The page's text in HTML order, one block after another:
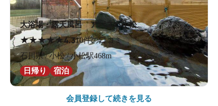
大浴場・露天風呂 アパスパ小松
★★★★★4.310件の口コミ
石川県 / 小松 / 小松駅468m
日帰り
宿泊
会員登録して続きを見る